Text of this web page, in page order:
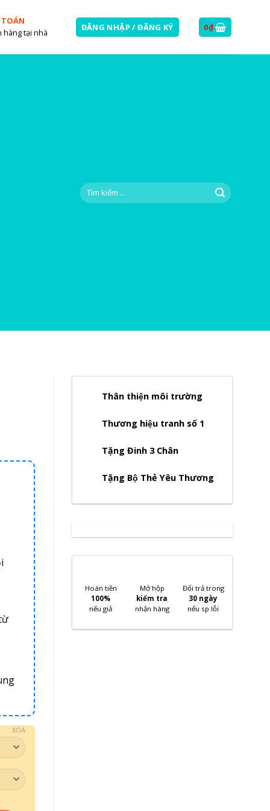
hàng tại nhà
ĐĂNG NHẬP / ĐĂNG KÝ 0₫
Tìm
kiếm:
XÓA
Thân thiện môi trường
Thương hiệu tranh số 1
Tặng Đinh 3 Chân
Tặng Bộ Thẻ Yêu Thương
Hoàn tiền
100%
nếu giả
Mở hộp
kiểm tra
nhận hàng
Đổi trả trong
30 ngày
nếu sp lỗi